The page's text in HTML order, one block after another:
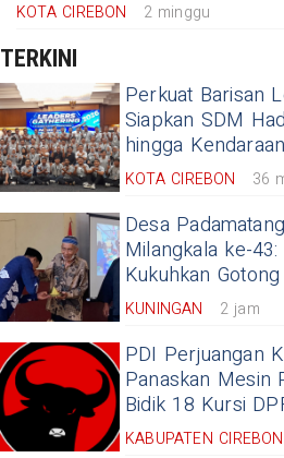
KOTA CIREBON 2 minggu
TERKINI
Perkuat Barisan
Siapkan SDM
hingga
KOTA CIREBON 36
Desa
Milangkala ke-
Kukuhkan
KUNINGAN 2 jam
PDI Perjuangan
Panaskan Mesin
Bidik 18 Kursi
KABUPATEN CIREBON